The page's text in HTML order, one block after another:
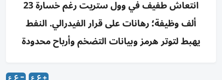
انتعاش طفيف في وول ستريت رغم خسارة 23
ألف وظيفة؛ رهانات على قرار الفيدرالي. النفط
يهبط لتوتر هرمز وبيانات التضخم وأرباح محدودة